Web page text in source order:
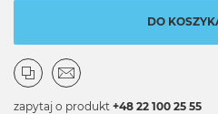
DO
zapytaj o produkt +48 22 100 25 55